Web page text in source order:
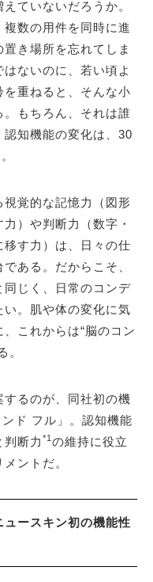
ていないだろうか。
数の用件を同時に進
き場所を忘れてしま
ないのに、若い頃よ
重ねると、そんな小
もちろん、それは誰
知機能の変化は、30
覚的な記憶力（図形
）や判断力（数字・
す力）は、日々の仕
ある。だからこそ、
じく、日常のコンデ
い。肌や体の変化に気
これからは“脳のコン
。
るのが、同社初の機
ド フル」。認知機能
断力 *1 の維持に役立
ントだ。
ースキン初の機能性